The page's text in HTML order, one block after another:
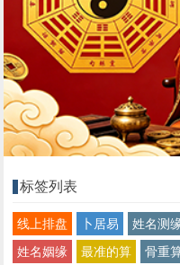
标签列表
线上排盘 卜居易 姓名测
姓名姻缘
最准的算 骨重